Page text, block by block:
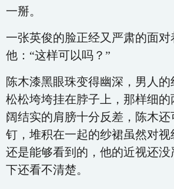
一掰。
一张英俊的脸正经又严肃的面对
他：“这样可以吗？”
陈木漆黑眼珠变得幽深，男人的
松松垮垮挂在脖子上，那样细
阔结实的肩膀十分反差，陈木
钉，堆积在一起的纱裙虽然对视
还是能够看到的，他的近视还
下还看不清楚。